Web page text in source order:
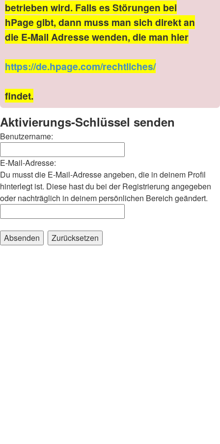
betrieben wird. Falls es Störungen bei
hPage gibt, dann muss man sich direkt an
die E-Mail Adresse wenden, die man hier
https://de.hpage.com/rechtliches/
findet.
Aktivierungs-Schlüssel senden
Benutzername:
E-Mail-Adresse:
Du musst die E-Mail-Adresse angeben, die in deinem Profil
hinterlegt ist. Diese hast du bei der Registrierung angegeben
oder nachträglich in deinem persönlichen Bereich geändert.